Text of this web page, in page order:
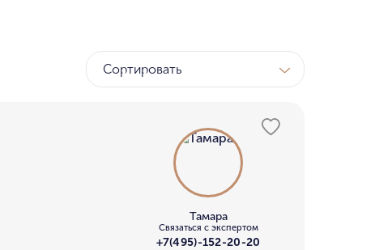
Сортировать
Тамара
Связаться с экспертом
+7(495)-152-20-20